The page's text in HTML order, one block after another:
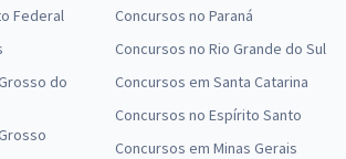
Federal
do
Concursos no Paraná
Concursos no Rio Grande do Sul
Concursos em Santa Catarina
Concursos no Espírito Santo
Concursos em Minas Gerais